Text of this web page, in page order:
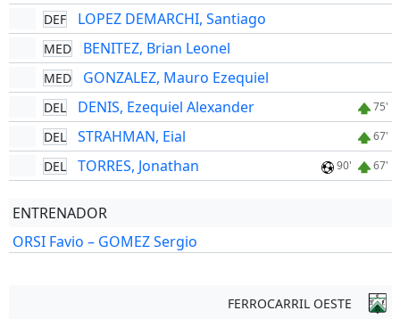
DEF LOPEZ DEMARCHI, Santiago
MED BENITEZ, Brian Leonel
MED GONZALEZ, Mauro Ezequiel
DEL DENIS, Ezequiel Alexander 75'
DEL STRAHMAN, Eial 67'
DEL TORRES, Jonathan 90' 67'
ENTRENADOR
ORSI Favio – GOMEZ Sergio
FERROCARRIL OESTE